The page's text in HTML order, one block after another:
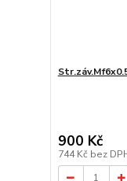
900 Kč
744 Kč bez